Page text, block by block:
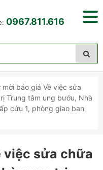
0967.811.616
mời báo giá Về việc sửa
Trung tâm ung bướu, Nhà
cứu 1, phòng giao ban
việc sửa chữa